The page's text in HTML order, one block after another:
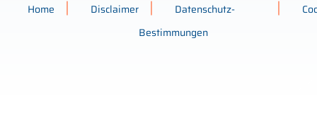
Home Disclaimer
Datenschutz-
Bestimmungen